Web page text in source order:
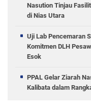
Nasution Tinjau
di Nias Utara
Uji Lab Pencemaran
Komitmen DLH
Esok
PPAL Gelar Ziarah
Kalibata dalam